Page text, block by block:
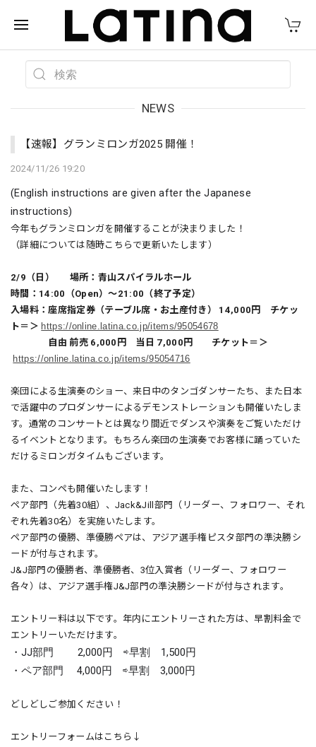
NEWS
【速報】グランミロンガ2025 開催！
2024/11/26 19:20
(English instructions are given after the Japanese
instructions)
今年もグランミロンガを開催することが決まりました！
（詳細については随時こちらで更新いたします）
2/9（日） 場所：青山スパイラルホール
時間：14:00（Open）〜21:00（終了予定）
入場料：座席指定券（テーブル席・お土産付き） 14,000円 チケッ
ト＝＞ https://online.latina.co.jp/items/95054678
自由 前売 6,000円 当日 7,000円 チケット＝＞
https://online.latina.co.jp/items/95054716
楽団による生演奏のショー、来日中のタンゴダンサーたち、また日本
で活躍中のプロダンサーによるデモンストレーションも開催いたしま
す。通常のコンサートとは異なり間近でダンスや演奏をご覧いただけ
るイベントとなります。もちろん楽団の生演奏でお客様に踊っていた
だけるミロンガタイムもございます。
また、コンペも開催いたします！
ペア部門（先着30組） 、Jack&Jill部門（リーダー、フォロワー、それ
ぞれ先着30名）を実施いたします。
ペア部門の優勝、準優勝ペアは、アジア選手権ピスタ部門の準決勝シ
ードが付与されます。
J&J部門の優勝者、準優勝者、3位入賞者（リーダー、フォロワー
各々）は、アジア選手権J&J部門の準決勝シードが付与されます。
エントリー料は以下です。 年内にエントリーされた方は、早割料金で
エントリーいただけます。
・JJ部門 2,000円 ⇨早割 1,500円
・ペア部門 4,000円 ⇨早割 3,000円
どしどしご参加ください！
エントリーフォームはこちら↓